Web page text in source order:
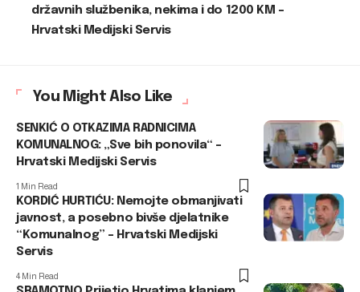
državnih službenika, nekima i do 1200 KM –
Hrvatski Medijski Servis
You Might Also Like
SENKIĆ O OTKAZIMA RADNICIMA
KOMUNALNOG: „Sve bih ponovila“ –
Hrvatski Medijski Servis
1 Min Read
KORDIĆ HURTIĆU: Nemojte obmanjivati
javnost, a posebno bivše djelatnike
“Komunalnog” – Hrvatski Medijski
Servis
4 Min Read